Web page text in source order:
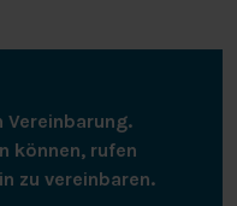
können, rufen
zu vereinbaren.